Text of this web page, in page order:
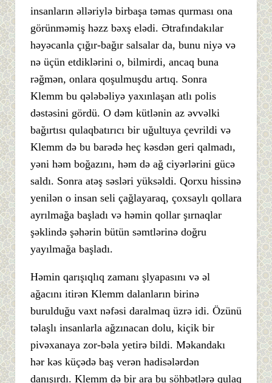
insanların əlləriylə birbaşa təmas qurması ona
görünməmiş həzz bəxş elədi. Ətrafındakılar
həyəcanla çığır-bağır salsalar da, bunu niyə və
nə üçün etdiklərini o, bilmirdi, ancaq buna
rəğmən, onlara qoşulmuşdu artıq. Sonra
Klemm bu qələbəliyə yaxınlaşan atlı polis
dəstəsini gördü. O dəm kütlənin az əvvəlki
bağırtısı qulaqbatırıcı bir uğultuya çevrildi və
Klemm də bu barədə heç kəsdən geri qalmadı,
yəni həm boğazını, həm də ağ ciyərlərini gücə
saldı. Sonra atəş səsləri yüksəldi. Qorxu hissinə
yenilən o insan seli çağlayaraq, çoxsaylı qollara
ayrılmağa başladı və həmin qollar şırnaqlar
şəklində şəhərin bütün səmtlərinə doğru
yayılmağa başladı.
Həmin qarışıqlıq zamanı şlyapasını və əl
ağacını itirən Klemm dalanların birinə
burulduğu vaxt nəfəsi daralmaq üzrə idi. Özünü
təlaşlı insanlarla ağzınacan dolu, kiçik bir
pivəxanaya zor-bəla yetirə bildi. Məkandakı
hər kəs küçədə baş verən hadisələrdən
danışırdı. Klemm də bir ara bu söhbətlərə qulaq